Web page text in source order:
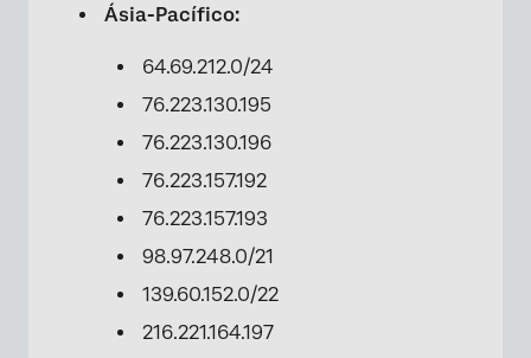
Ásia-Pacífico:
64.69.212.0/24
76.223.130.195
76.223.130.196
76.223.157.192
76.223.157.193
98.97.248.0/21
139.60.152.0/22
216.221.164.197